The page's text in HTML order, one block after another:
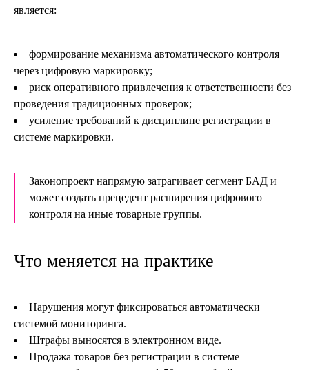
является:
формирование механизма автоматического контроля
через цифровую маркировку;
риск оперативного привлечения к ответственности без
проведения традиционных проверок;
усиление требований к дисциплине регистрации в
системе маркировки.
Законопроект напрямую затрагивает сегмент БАД и
может создать прецедент расширения цифрового
контроля на иные товарные группы.
Что меняется на практике
Нарушения могут фиксироваться автоматически
системой мониторинга.
Штрафы выносятся в электронном виде.
Продажа товаров без регистрации в системе